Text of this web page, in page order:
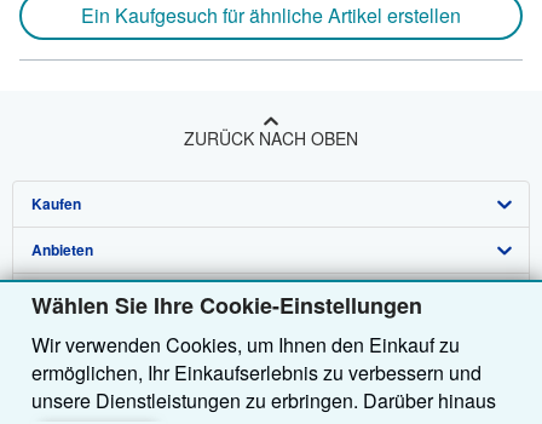
Wählen Sie Ihre Cookie-Einstellungen
Wir verwenden Cookies, um Ihnen den Einkauf zu
ermöglichen, Ihr Einkaufserlebnis zu verbessern und
unsere Dienstleistungen zu erbringen. Darüber hinaus
Ein Kaufgesuch für ähnliche Artikel erstellen
ZURÜCK NACH OBEN
Kaufen
Detailsuche
Sammlungen
Nutzerkonto
Meine Bestellungen
Anbieten
Verkäufer werden
Partnerprogramm
Empfehlen Sie einen Verkäufer
Über uns
Über uns / Impressum
Presse
Hilfe
Hilfebereich
Weitere AbeBooks Unternehmen